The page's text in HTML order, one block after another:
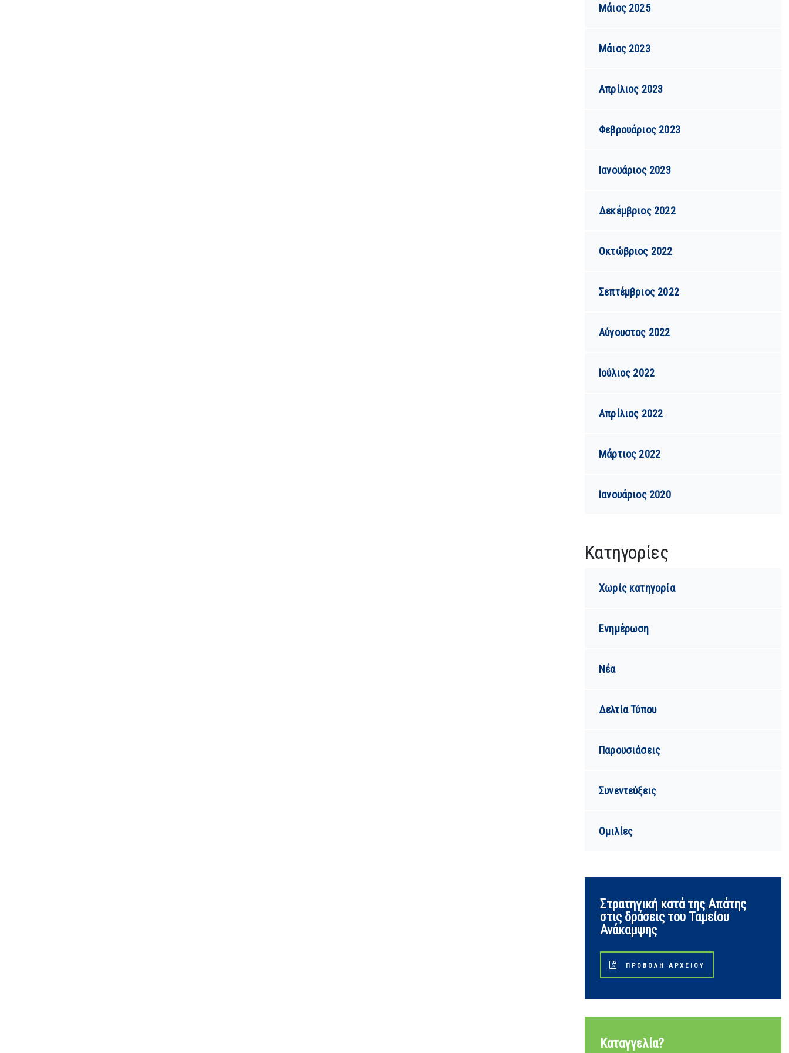
Μάιος 2025
Μάιος 2023
Απρίλιος 2023
Φεβρουάριος 2023
Ιανουάριος 2023
Δεκέμβριος 2022
Οκτώβριος 2022
Σεπτέμβριος 2022
Αύγουστος 2022
Ιούλιος 2022
Απρίλιος 2022
Μάρτιος 2022
Ιανουάριος 2020
Kατηγορίες
Χωρίς κατηγορία
Ενημέρωση
Νέα
Δελτία Τύπου
Παρουσιάσεις
Συνεντεύξεις
Ομιλίες
Στρατηγική κατά της Απάτης
στις δράσεις του Ταμείου
Ανάκαμψης
ΠΡΟΒΟΛΉ ΑΡΧΕΊΟΥ
Καταγγελία?